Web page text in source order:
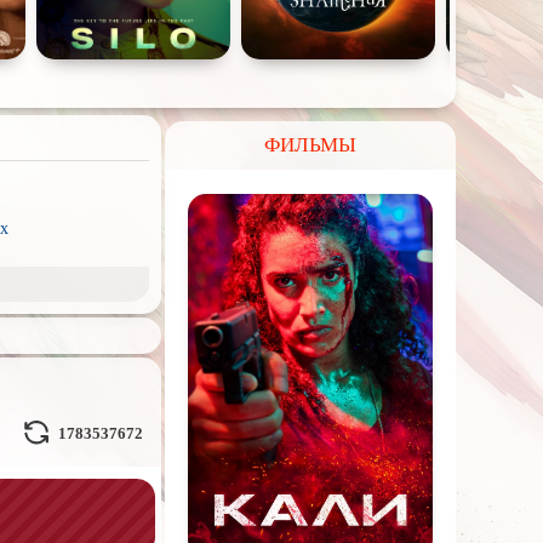
кино
миры
1783537672
ФИЛЬМЫ